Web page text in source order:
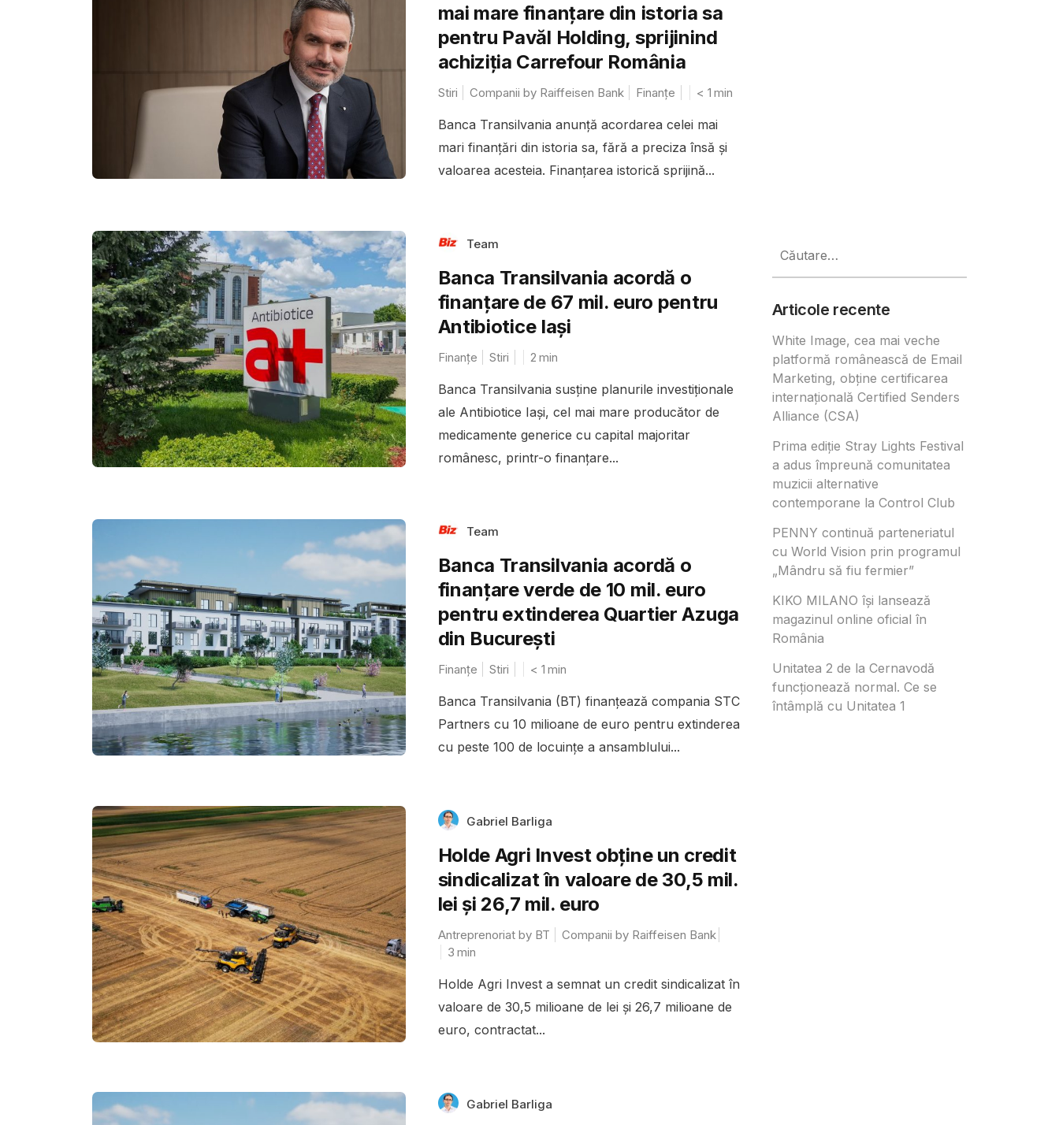
mai mare finanțare din istoria sa
pentru Pavăl Holding, sprijinind
achiziția Carrefour România
Stiri Companii by Raiffeisen Bank Finanțe < 1 min
Banca Transilvania anunță acordarea celei mai
mari finanțări din istoria sa, fără a preciza însă și
valoarea acesteia. Finanțarea istorică sprijină...
Team
Banca Transilvania acordă o
finanțare de 67 mil. euro pentru
Antibiotice Iași
Finanțe Stiri 2 min
Banca Transilvania susține planurile investiționale
ale Antibiotice Iași, cel mai mare producător de
medicamente generice cu capital majoritar
românesc, printr-o finanțare...
Team
Banca Transilvania acordă o
finanțare verde de 10 mil. euro
pentru extinderea Quartier Azuga
din București
Finanțe Stiri < 1 min
Banca Transilvania (BT) finanțează compania STC
Partners cu 10 milioane de euro pentru extinderea
cu peste 100 de locuințe a ansamblului...
Gabriel Barliga
Holde Agri Invest obține un credit
sindicalizat în valoare de 30,5 mil.
lei și 26,7 mil. euro
Antreprenoriat by BT
Companii by Raiffeisen Bank
3 min
Holde Agri Invest a semnat un credit sindicalizat în
valoare de 30,5 milioane de lei și 26,7 milioane de
euro, contractat...
Gabriel Barliga
după:
Articole recente
White Image, cea mai veche
platformă românească de Email
Marketing, obține certificarea
internațională Certified Senders
Alliance (CSA)
Prima ediție Stray Lights Festival
a adus împreună comunitatea
muzicii alternative
contemporane la Control Club
PENNY continuă parteneriatul
cu World Vision prin programul
„Mândru să fiu fermier”
KIKO MILANO își lansează
magazinul online oficial în
România
Unitatea 2 de la Cernavodă
funcționează normal. Ce se
întâmplă cu Unitatea 1